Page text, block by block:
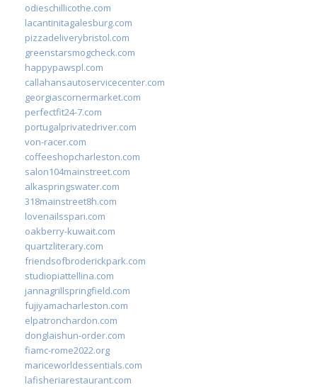
odieschillicothe.com
lacantinitagalesburg.com
pizzadeliverybristol.com
greenstarsmogcheck.com
happypawspl.com
callahansautoservicecenter.com
georgiascornermarket.com
perfectfit24-7.com
portugalprivatedriver.com
von-racer.com
coffeeshopcharleston.com
salon104mainstreet.com
alkaspringswater.com
318mainstreet8h.com
lovenailsspari.com
oakberry-kuwait.com
quartzliterary.com
friendsofbroderickpark.com
studiopiattellina.com
jannagrillspringfield.com
fujiyamacharleston.com
elpatronchardon.com
donglaishun-order.com
fiamc-rome2022.org
mariceworldessentials.com
lafisheriarestaurant.com